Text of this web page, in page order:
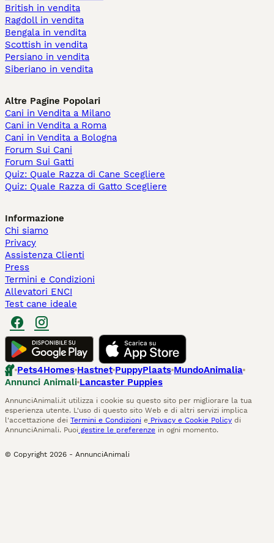
British in vendita
Ragdoll in vendita
Bengala in vendita
Scottish in vendita
Persiano in vendita
Siberiano in vendita
Altre Pagine Popolari
Cani in Vendita a Milano
Cani in Vendita a Roma
Cani in Vendita a Bologna
Forum Sui Cani
Forum Sui Gatti
Quiz: Quale Razza di Cane Scegliere
Quiz: Quale Razza di Gatto Scegliere
Informazione
Chi siamo
Privacy
Assistenza Clienti
Press
Termini e Condizioni
Allevatori ENCI
Test cane ideale
Pets4Homes Hastnet PuppyPlaats MundoAnimalia
Annunci Animali Lancaster Puppies
AnnunciAnimali.it utilizza i cookie su questo sito per migliorare la tua
esperienza utente. L'uso di questo sito Web e di altri servizi implica
l'accettazione dei Termini e Condizioni e Privacy e Cookie Policy di
AnnunciAnimali. Puoi gestire le preferenze in ogni momento.
© Copyright 2026 - AnnunciAnimali